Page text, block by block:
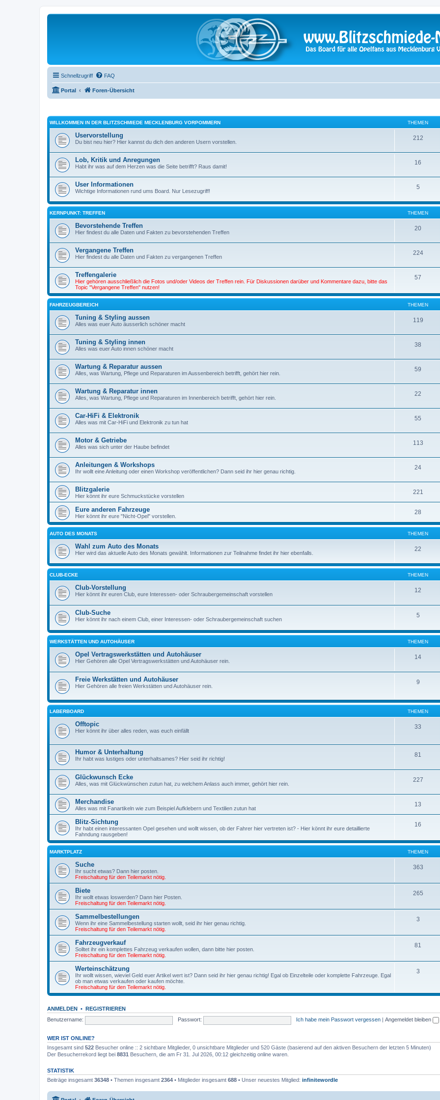
Schnellzugriff FAQ
Portal Foren-Übersicht
WILLKOMMEN IN DER BLITZSCHMIEDE MECKLENBURG VORPOMMERN THEMEN
Uservorstellung
Du bist neu hier? Hier kannst du dich den anderen Usern vorstellen.
212
Lob, Kritik und Anregungen
Habt ihr was auf dem Herzen was die Seite betrifft? Raus damit!
16
User Informationen
Wichtige Informationen rund ums Board. Nur Lesezugriff!
5
KERNPUNKT: TREFFEN THEMEN
Bevorstehende Treffen
Hier findest du alle Daten und Fakten zu bevorstehenden Treffen
20
Vergangene Treffen
Hier findest du alle Daten und Fakten zu vergangenen Treffen
224
Treffengalerie
Hier gehören ausschließlich die Fotos und/oder Videos der Treffen rein. Für Diskussionen darüber und Kommentare dazu, bitte das
Topic "Vergangene Treffen" nutzen!
57
FAHRZEUGBEREICH THEMEN
Tuning & Styling aussen
Alles was euer Auto äusserlich schöner macht
119
Tuning & Styling innen
Alles was euer Auto innen schöner macht
38
Wartung & Reparatur aussen
Alles, was Wartung, Pflege und Reparaturen im Aussenbereich betrifft, gehört hier rein.
59
Wartung & Reparatur innen
Alles, was Wartung, Pflege und Reparaturen im Innenbereich betrifft, gehört hier rein.
22
Car-HiFi & Elektronik
Alles was mit Car-HiFi und Elektronik zu tun hat
55
Motor & Getriebe
Alles was sich unter der Haube befindet
113
Anleitungen & Workshops
Ihr wollt eine Anleitung oder einen Workshop veröffentlichen? Dann seid ihr hier genau richtig.
24
Blitzgalerie
Hier könnt ihr eure Schmuckstücke vorstellen
221
Eure anderen Fahrzeuge
Hier könnt ihr eure "Nicht-Opel" vorstellen.
28
AUTO DES MONATS THEMEN
Wahl zum Auto des Monats
Hier wird das aktuelle Auto des Monats gewählt. Informationen zur Teilnahme findet ihr hier ebenfalls.
22
CLUB-ECKE THEMEN
Club-Vorstellung
Hier könnt ihr euren Club, eure Interessen- oder Schraubergemeinschaft vorstellen
12
Club-Suche
Hier könnt ihr nach einem Club, einer Interessen- oder Schraubergemeinschaft suchen
5
WERKSTÄTTEN UND AUTOHÄUSER THEMEN
Opel Vertragswerkstätten und Autohäuser
Hier Gehören alle Opel Vertragswerkstätten und Autohäuser rein.
14
Freie Werkstätten und Autohäuser
Hier Gehören alle freien Werkstätten und Autohäuser rein.
9
LABERBOARD THEMEN
Offtopic
Hier könnt ihr über alles reden, was euch einfällt
33
Humor & Unterhaltung
Ihr habt was lustiges oder unterhaltsames? Hier seid ihr richtig!
81
Glückwunsch Ecke
Alles, was mit Glückwünschen zutun hat, zu welchem Anlass auch immer, gehört hier rein.
227
Merchandise
Alles was mit Fanartikeln wie zum Beispiel Aufklebern und Textilien zutun hat
13
Blitz-Sichtung
Ihr habt einen interessanten Opel gesehen und wollt wissen, ob der Fahrer hier vertreten ist? - Hier könnt ihr eure detaillierte
Fahndung rausgeben!
16
MARKTPLATZ THEMEN
Suche
Ihr sucht etwas? Dann hier posten.
Freischaltung für den Teilemarkt nötig.
363
Biete
Ihr wollt etwas loswerden? Dann hier Posten.
Freischaltung für den Teilemarkt nötig.
265
Sammelbestellungen
Wenn ihr eine Sammelbestellung starten wollt, seid ihr hier genau richtig.
Freischaltung für den Teilemarkt nötig.
3
Fahrzeugverkauf
Solltet ihr ein komplettes Fahrzeug verkaufen wollen, dann bitte hier posten.
Freischaltung für den Teilemarkt nötig.
81
Werteinschätzung
Ihr wollt wissen, wieviel Geld euer Artikel wert ist? Dann seid ihr hier genau richtig! Egal ob Einzelteile oder komplette Fahrzeuge. Egal
ob man etwas verkaufen oder kaufen möchte.
Freischaltung für den Teilemarkt nötig.
3
ANMELDEN • REGISTRIEREN
Benutzername:
Passwort: Ich habe mein Passwort vergessen Angemeldet bleiben
WER IST ONLINE?
Insgesamt sind 522 Besucher online :: 2 sichtbare Mitglieder, 0 unsichtbare Mitglieder und 520 Gäste (basierend auf den aktiven Besuchern der letzten 5 Minuten)
Der Besucherrekord liegt bei 8831 Besuchern, die am Fr 31. Jul 2026, 00:12 gleichzeitig online waren.
STATISTIK
Beiträge insgesamt 36348 • Themen insgesamt 2364 • Mitglieder insgesamt 688 • Unser neuestes Mitglied: infinitewordle